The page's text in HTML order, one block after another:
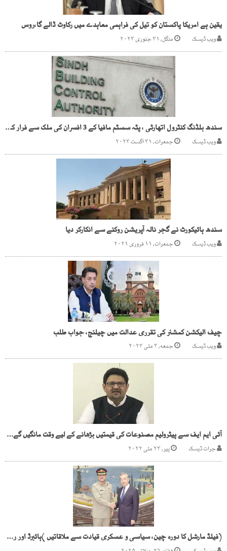
یقین ہے امریکا پاکستان کو تیل کی فراہمی معاہدے میں رکاوٹ ڈالے گا،روس
ویب ڈیسک منگل, ۳۱ جنوری ۲۰۲۳
سندھ بلڈنگ کنٹرول اتھارٹی ، پٹہ سسٹم مافیا کے 3 افسران کی ملک سے فرار کی تیاری
ویب ڈیسک جمعرات, ۳۱ اگست ۲۰۲۳
سندھ ہائیکورٹ نے گجر نالہ آپریشن روکنے سے انکارکر دیا
ویب ڈیسک جمعرات, ۱۱ فروری ۲۰۲۱
چیف الیکشن کمشنر کی تقرری عدالت میں چیلنج، جواب طلب
ویب ڈیسک جمعه, ۳ مئی ۲۰۲۴
آئی ایم ایف سے پیٹرولیم مصنوعات کی قیمتیں بڑھانے کے لیے وقت مانگیں گے، مفتاح اسماعیل
جرات ڈیسک پیر, ۲۳ مئی ۲۰۲۲
(فیلڈ مارشل کا دورہ چین، سیاسی و عسکری قیادت سے ملاقاتیں )ہائبرڈ اور روایتی خطرات سے نمٹنے کیلئے مشترکہ عزم کا اعادہ